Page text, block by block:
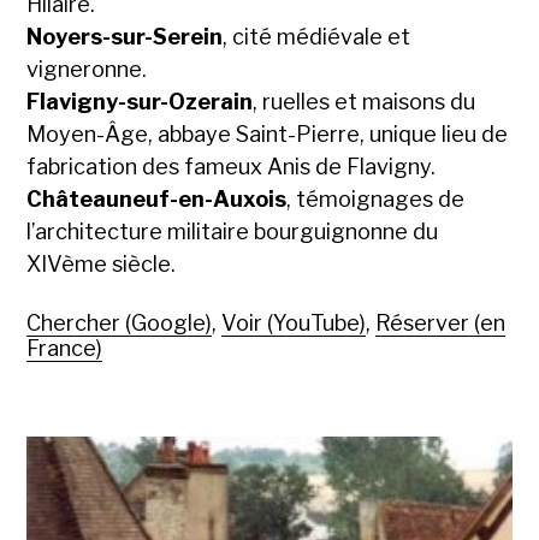
Noyers-sur-Serein, cité médiévale et
vigneronne.
Flavigny-sur-Ozerain, ruelles et maisons du
Moyen-Âge, abbaye Saint-Pierre, unique lieu de
fabrication des fameux Anis de Flavigny.
Châteauneuf-en-Auxois, témoignages de
l’architecture militaire bourguignonne du
XIVème siècle.
Chercher (Google), Voir (YouTube), Réserver (en
France)